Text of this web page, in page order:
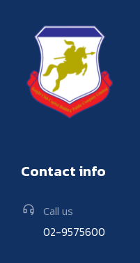
Contact info
Call us
02-9575600